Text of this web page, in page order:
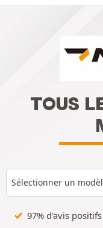
TOUS
Sélectionner un
97% d'avis